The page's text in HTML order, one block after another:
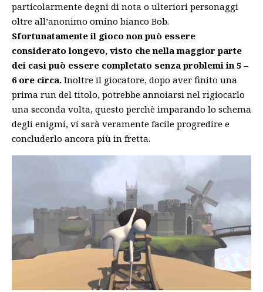
particolarmente degni di nota o ulteriori personaggi
oltre all’anonimo omino bianco Bob.
Sfortunatamente il gioco non può essere
considerato longevo, visto che nella maggior parte
dei casi può essere completato senza problemi in 5 –
6 ore circa. Inoltre il giocatore, dopo aver finito una
prima run del titolo, potrebbe annoiarsi nel rigiocarlo
una seconda volta, questo perchè imparando lo schema
degli enigmi, vi sarà veramente facile progredire e
concluderlo ancora più in fretta.